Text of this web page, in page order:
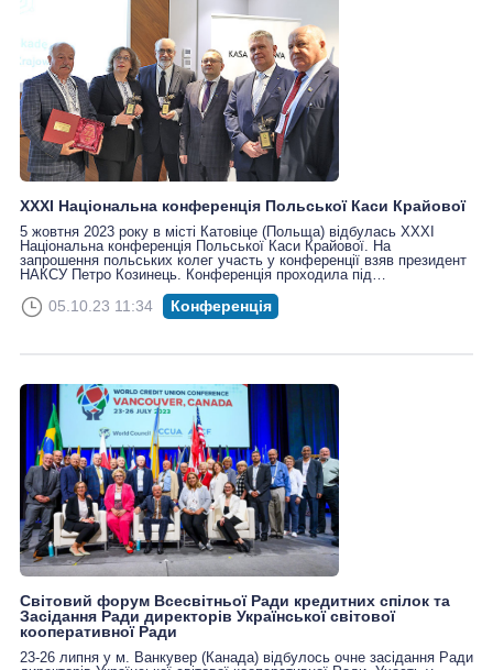
ХХХІ Національна конференція Польської Каси Крайової
5 жовтня 2023 року в місті Катовіце (Польща) відбулась ХХХІ
Національна конференція Польської Каси Крайової. На
запрошення польських колег участь у конференції взяв президент
НАКСУ Петро Козинець. Конференція проходила під…
05.10.23 11:34 Конференція
Світовий форум Всесвітньої Ради кредитних спілок та
Засідання Ради директорів Української світової
кооперативної Ради
23-26 липня у м. Ванкувер (Канада) відбулось очне засідання Ради